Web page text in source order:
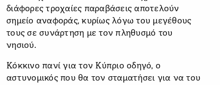
διάφορες τροχαίες παραβάσεις αποτελούν
σημείο αναφοράς, κυρίως λόγω του μεγέθους
τους σε συνάρτηση με τον πληθυσμό του
νησιού.
Κόκκινο πανί για τον Κύπριο οδηγό, ο
αστυνομικός που θα τον σταματήσει για να του